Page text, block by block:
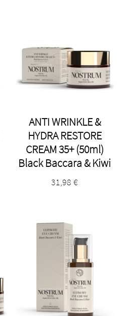
ANTI WRINKLE &
HYDRA RESTORE
CREAM 35+ (50ml)
Black Baccara & Kiwi
31,98€